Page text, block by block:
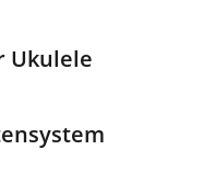
Ukulele